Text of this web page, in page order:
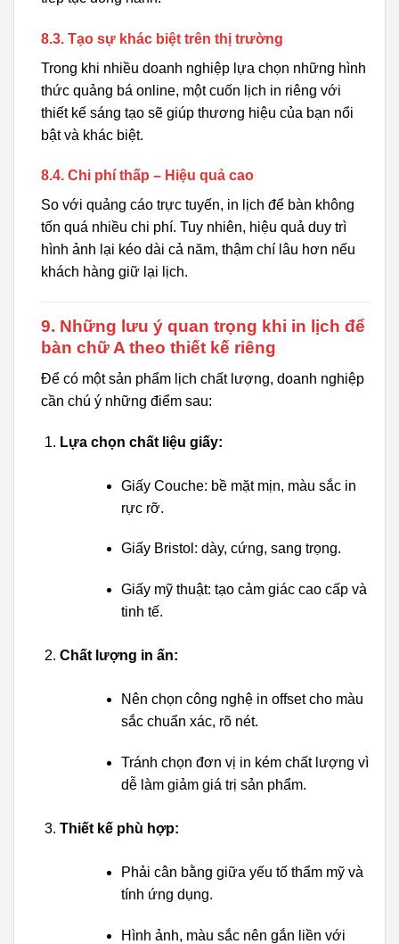
8.3. Tạo sự khác biệt trên thị trường
Trong khi nhiều doanh nghiệp lựa chọn những hình
thức quảng bá online, một cuốn lịch in riêng với
thiết kế sáng tạo sẽ giúp thương hiệu của bạn nổi
bật và khác biệt.
8.4. Chi phí thấp – Hiệu quả cao
So với quảng cáo trực tuyến, in lịch để bàn không
tốn quá nhiều chi phí. Tuy nhiên, hiệu quả duy trì
hình ảnh lại kéo dài cả năm, thậm chí lâu hơn nếu
khách hàng giữ lại lịch.
9. Những lưu ý quan trọng khi in lịch để
bàn chữ A theo thiết kế riêng
Để có một sản phẩm lịch chất lượng, doanh nghiệp
cần chú ý những điểm sau:
Lựa chọn chất liệu giấy:
Giấy Couche: bề mặt mịn, màu sắc in
rực rỡ.
Giấy Bristol: dày, cứng, sang trọng.
Giấy mỹ thuật: tạo cảm giác cao cấp và
tinh tế.
Chất lượng in ấn:
Nên chọn công nghệ in offset cho màu
sắc chuẩn xác, rõ nét.
Tránh chọn đơn vị in kém chất lượng vì
dễ làm giảm giá trị sản phẩm.
Thiết kế phù hợp:
Phải cân bằng giữa yếu tố thẩm mỹ và
tính ứng dụng.
Hình ảnh, màu sắc nên gắn liền với